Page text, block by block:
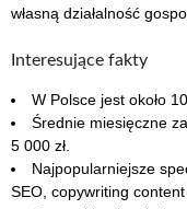
własną działalność
Interesujące fakty
W Polsce jest około
Średnie miesięczne
5 000 zł.
Najpopularniejsze
SEO, copywriting